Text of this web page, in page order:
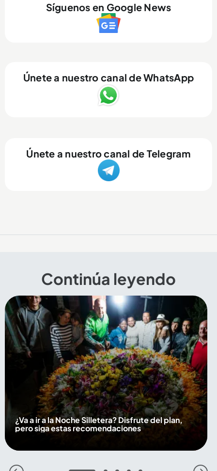
Síguenos en Google News
Únete a nuestro canal de WhatsApp
Únete a nuestro canal de Telegram
Continúa leyendo
¿Va a ir a la Noche Silletera? Disfrute del plan,
pero siga estas recomendaciones